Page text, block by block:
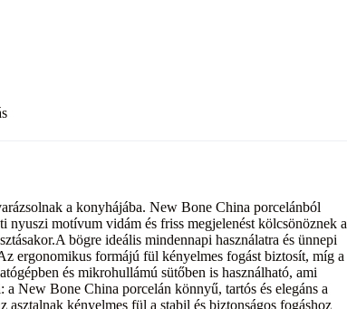
a konyhájába. New Bone China porcelánból
nyuszi motívum vidám és friss megjelenést kölcsönöznek a
bögre ideális mindennapi használatra és ünnepi
ergonomikus formájú fül kényelmes fogást biztosít, míg a
és mikrohullámú sütőben is használható, ami
New Bone China porcelán könnyű, tartós és elegáns a
kényelmes fül a stabil és biztonságos fogáshoz